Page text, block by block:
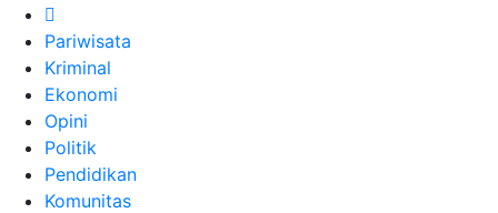
Pariwisata
Kriminal
Ekonomi
Opini
Politik
Pendidikan
Komunitas